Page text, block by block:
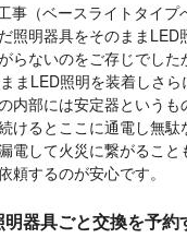
事（ベースライトタイプ
照明器具をそのままLED
らないのをご存じでし
まLED照明を装着しさ
内部には安定器というも
けるとここに通電し無駄
電して火災に繋がるこ
頼するのが安心です。
器具ごと交換を予約